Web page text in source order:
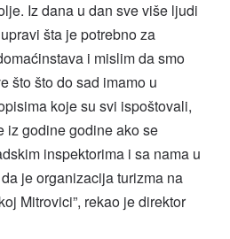
Iz dana u dan sve više ljudi
šta je potrebno za
i mislim da smo
što što do sad imamo u
koje su svi ispoštovali,
iz godine godine ako se
inspektorima i sa nama u
je organizacija turizma na
Mitrovici”, rekao je direktor